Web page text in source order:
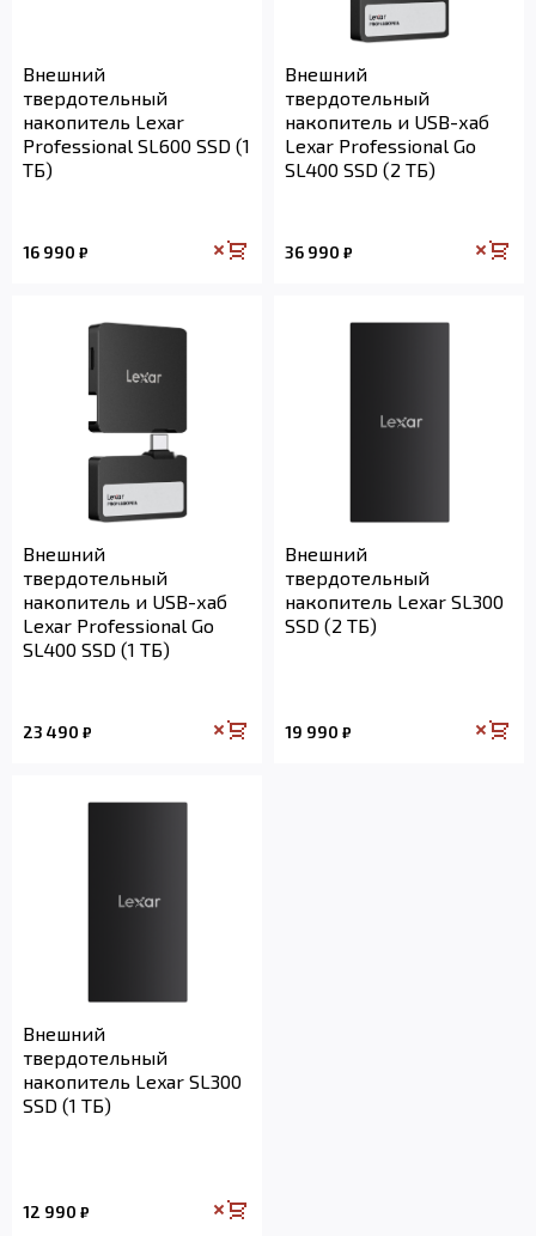
Внешний
твердотельный
накопитель Lexar
Professional SL600 SSD (1
ТБ)
16 990 ₽
Внешний
твердотельный
накопитель и USB-хаб
Lexar Professional Go
SL400 SSD (2 ТБ)
36 990 ₽
Внешний
твердотельный
накопитель и USB-хаб
Lexar Professional Go
SL400 SSD (1 ТБ)
23 490 ₽
Внешний
твердотельный
накопитель Lexar SL300
SSD (2 ТБ)
19 990 ₽
Внешний
твердотельный
накопитель Lexar SL300
SSD (1 ТБ)
12 990 ₽